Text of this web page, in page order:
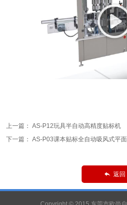
上一篇： AS-P12玩具半自动高精度贴标机
下一篇： AS-P03课本贴标全自动吸风式平
 返回